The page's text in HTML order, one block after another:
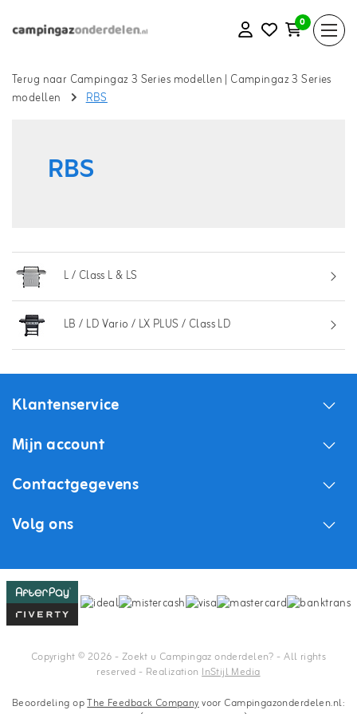
0
Terug naar Campingaz 3 Series modellen | Campingaz 3 Series
modellen
RBS
RBS
L / Class L & LS
LB / LD Vario / LX PLUS / Class LD
Klantenservice
Mijn account
Contactgegevens
Volg ons
Copyright © 2026 - Zoekt u Campingaz onderdelen? - All rights
reserved - RealizationInStijl Media
Beoordeling opThe Feedback Companyvoor Campingazonderdelen.nl: